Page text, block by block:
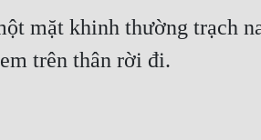
mặt khinh thường trạch
trên thân rời đi.